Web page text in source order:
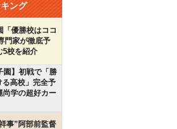
ング
「優勝校はココ
門家が徹底予
5校を紹介
園】初戦で「勝
高校」完全予
尚学の超好カー
事”阿部前監督